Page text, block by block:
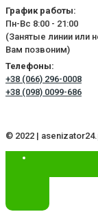
График работы:
Пн-Вс 8:00 - 21:00
(Занятые линии или
Вам позвоним)
Телефоны:
+38 (066) 296-0008
+38 (098) 0099-686
© 2022 |